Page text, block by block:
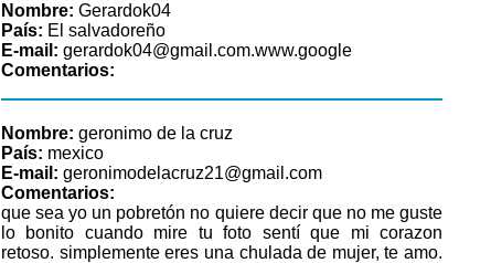
Nombre: Gerardok04
País: El salvadoreño
E-mail: gerardok04@gmail.com.www.google
Comentarios:
Nombre: geronimo de la cruz
País: mexico
E-mail: geronimodelacruz21@gmail.com
Comentarios:
que sea yo un pobretón no quiere decir que no me guste
lo bonito cuando mire tu foto sentí que mi corazon
retoso. simplemente eres una chulada de mujer, te amo.